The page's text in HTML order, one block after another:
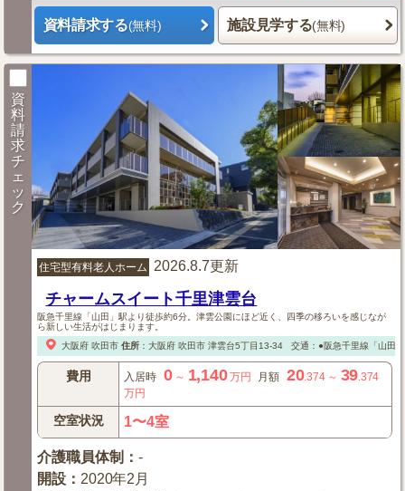
資料請求する(無料) 施設見学する(無料)
資
料
請
求
チ
ェ
ッ
ク
住宅型有料老人ホーム 2026.8.7更新
チャームスイート千里津雲台
阪急千里線「山田」駅より徒歩約6分。津雲公園にほど近く、四季の移ろいを感じなが
ら新しい生活がはじまります。
大阪府 吹田市 住所： 大阪府 吹田市津雲台5丁目13-34 交通：●阪急千里線「山田
費用 入居時 0～ 1,140万円 月額 20.374～ 39 .374
万円
空室状況 1〜4室
介護職員体制 ：-
開設 ： 2020年2月